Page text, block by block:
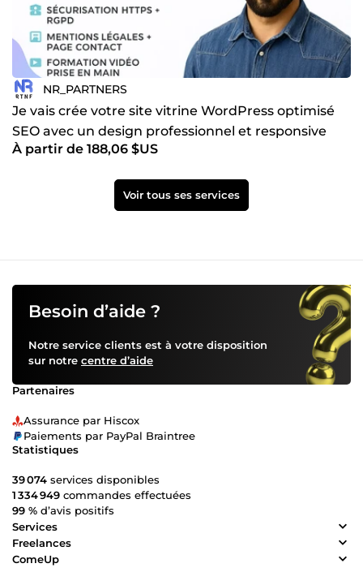
NR_PARTNERS
Je vais crée votre site vitrine WordPress optimisé
SEO avec un design professionnel et responsive
À partir de 188,06 $US
Voir tous ses services
Besoin d’aide ?
Notre service clients est à votre disposition
sur notre centre d’aide
Partenaires
Assurance par Hiscox
Paiements par PayPal Braintree
Statistiques
39 074 services disponibles
1 334 949 commandes effectuées
99 % d’avis positifs
Services
Freelances
ComeUp